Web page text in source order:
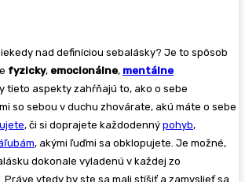
nad definíciou sebalásky? Je to spôsob
fyzicky, emocionálne, mentálne
tieto aspekty zahŕňajú to, ako o sebe
so sebou v duchu zhovárate, akú máte o sebe
, či si doprajete každodenný pohyb,
, akými ľuďmi sa obklopujete. Je možné,
dokonale vyladenú v každej zo
Práve vtedy by ste sa mali stíšiť a zamyslieť sa